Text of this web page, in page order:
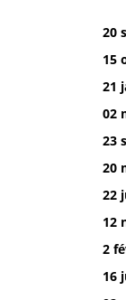
20
15
21
02
23
20
22
12
2
16